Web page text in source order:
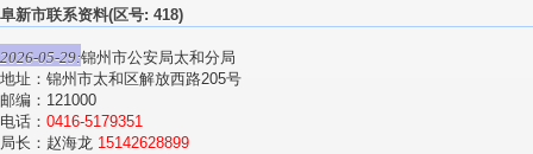
阜新市联系资料(区号: 418)
2026-05-29:锦州市公安局太和分局
地址：锦州市太和区解放西路205号
邮编：121000
电话： 0416-5179351
局长：赵海龙 15142628899